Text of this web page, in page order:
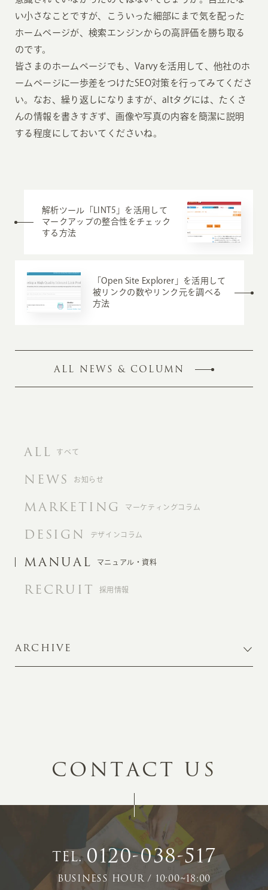
い小さなことですが、こういった細部にまで気を配った
ホームページが、検索エンジンからの高評価を勝ち取る
のです。
皆さまのホームページでも、Varvyを活用して、他社のホ
ームページに一歩差をつけたSEO対策を行ってみてくださ
い。なお、繰り返しになりますが、altタグには、たくさ
んの情報を書きすぎず、画像や写真の内容を簡潔に説明
する程度にしておいてくださいね。
解析ツール「LINT5」を活用して
マークアップの整合性をチェック
する方法
「Open Site Explorer」を活用して
被リンクの数やリンク元を調べる
方法
ALL NEWS & COLUMN
ALL すべて
NEWS お知らせ
MARKETING マーケティングコラム
DESIGN デザインコラム
MANUAL マニュアル・資料
RECRUIT 採用情報
ARCHIVE
CONTACT US
TEL.0120-038-517
BUSINESS HOUR / 10:00~18:00